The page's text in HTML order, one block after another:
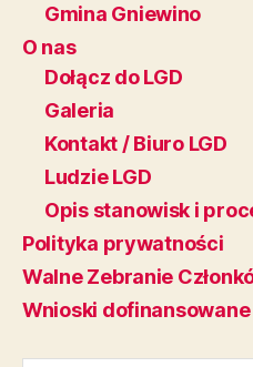
Gmina Gniewino
O nas
Dołącz do LGD
Galeria
Kontakt / Biuro LGD
Ludzie LGD
Opis stanowisk i
Polityka prywatności
Walne Zebranie
Wnioski dofinansowane